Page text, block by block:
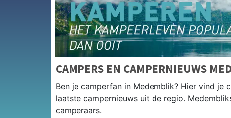
CAMPERS EN CAMPERNIEUWS
Ben je camperfan in Medemblik? Hier vind je
laatste campernieuws uit de regio.
camperaars.